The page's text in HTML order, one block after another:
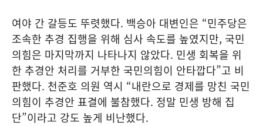
여야 간 갈등도 뚜렷했다. 백승아 대변인은 “민주당은
조속한 추경 집행을 위해 심사 속도를 높였지만, 국민
의힘은 마지막까지 나타나지 않았다. 민생 회복을 위
한 추경안 처리를 거부한 국민의힘이 안타깝다”고 비
판했다. 천준호 의원 역시 “내란으로 경제를 망친 국민
의힘이 추경안 표결에 불참했다. 정말 민생 방해 집
단”이라고 강도 높게 비난했다.